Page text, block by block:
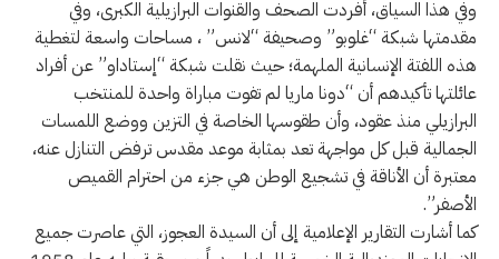
وفي هذا السياق، أفردت الصحف والقنوات البرازيلية الكبرى، وفي
مقدمتها شبكة “غلوبو” وصحيفة “لانس” ، مساحات واسعة لتغطية
هذه اللفتة الإنسانية الملهمة؛ حيث نقلت شبكة “إستاداو” عن أفراد
عائلتها تأكيدهم أن “دونا ماريا لم تفوت مباراة واحدة للمنتخب
البرازيلي منذ عقود، وأن طقوسها الخاصة في التزين ووضع اللمسات
الجمالية قبل كل مواجهة تعد بمثابة موعد مقدس ترفض التنازل عنه،
معتبرة أن الأناقة في تشجيع الوطن هي جزء من احترام القميص
الأصفر”.
كما أشارت التقارير الإعلامية إلى أن السيدة العجوز، التي عاصرت جميع